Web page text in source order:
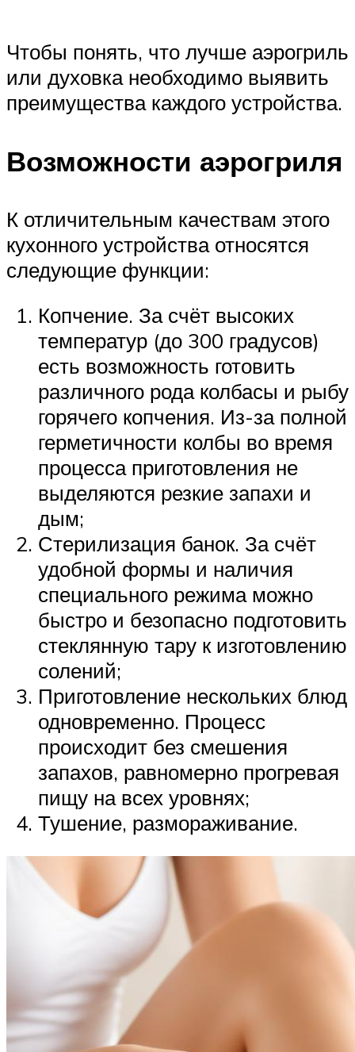
Чтобы понять, что лучше аэрогриль
или духовка необходимо выявить
преимущества каждого устройства.
Возможности аэрогриля
К отличительным качествам этого
кухонного устройства относятся
следующие функции:
Копчение. За счёт высоких
температур (до 300 градусов)
есть возможность готовить
различного рода колбасы и рыбу
горячего копчения. Из-за полной
герметичности колбы во время
процесса приготовления не
выделяются резкие запахи и
дым;
Стерилизация банок. За счёт
удобной формы и наличия
специального режима можно
быстро и безопасно подготовить
стеклянную тару к изготовлению
солений;
Приготовление нескольких блюд
одновременно. Процесс
происходит без смешения
запахов, равномерно прогревая
пищу на всех уровнях;
Тушение, размораживание.